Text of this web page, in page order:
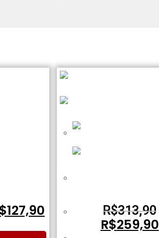
127,90 R$313,90
R$259,90